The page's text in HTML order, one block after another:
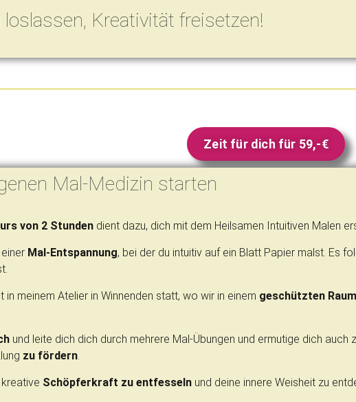
Kreativität freisetzen!
Zeit für dich für 59,-€
Mal-Medizin starten
von 2 Stunden dient dazu, dich mit dem Heilsamen Intuitiven Malen
Mal-Entspannung, bei der du intuitiv auf ein Blatt Papier malst. Es
in meinem Atelier in Winnenden statt, wo wir in einem geschützten Raum
und leite dich dich durch mehrere Mal-Übungen und ermutige dich auch
zu fördern
Schöpferkraft zu entfesseln und deine innere Weisheit zu